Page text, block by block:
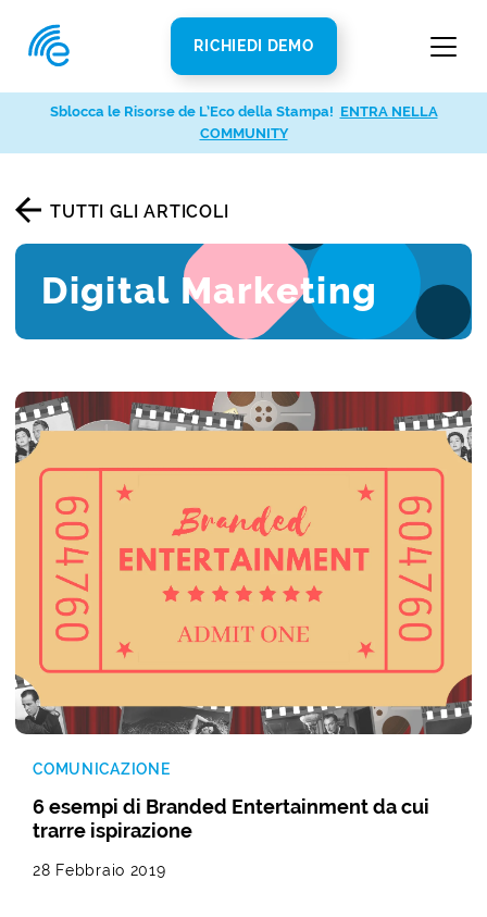
RICHIEDI DEMO
TUTTI GLI ARTICOLI
Digital Marketing
COMUNICAZIONE
6 esempi di Branded Entertainment da cui
trarre ispirazione
28 Febbraio 2019
Sblocca le Risorse de L’Eco della Stampa! ENTRA NELLA
COMMUNITY